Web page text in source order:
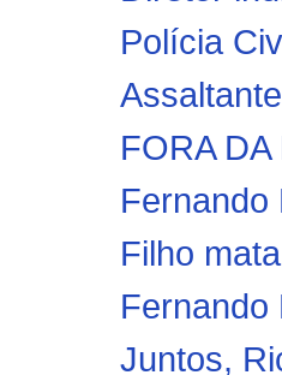
Polícia
FORA
Fernando
Filho
Fernando
Juntos,